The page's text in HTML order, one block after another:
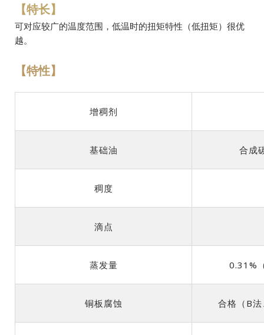
【特长】
可对应较广的温度范围，低温时的扭矩特性（低扭矩）很优
越。
【特性】
增稠剂
基础油 合成
稠度
滴点
蒸发量 0.31%
铜板腐蚀 合格（B